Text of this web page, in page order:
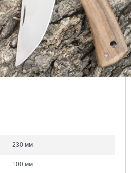
230 мм
100 мм